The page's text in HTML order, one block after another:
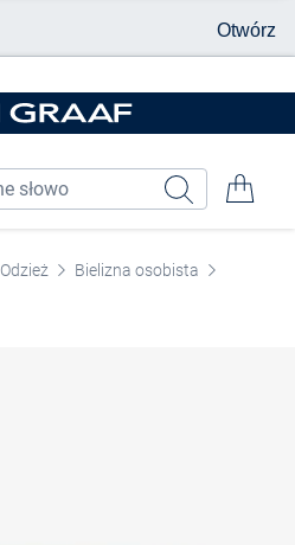
Odzież
Bielizna osobista
Otwórz